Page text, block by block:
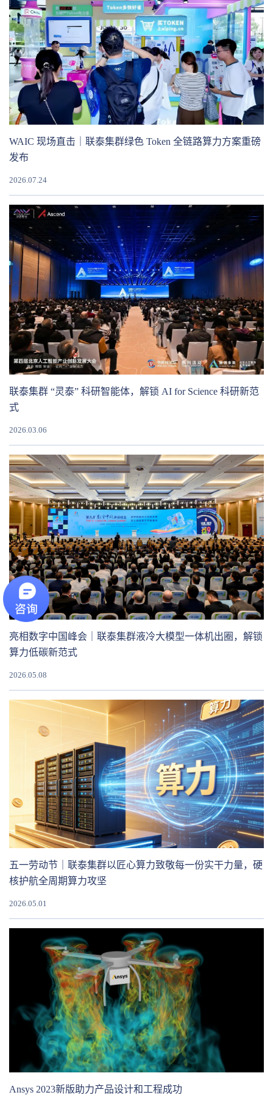
WAIC 现场直击｜联泰集群绿色 Token 全链路算力方案重磅
发布
2026.07.24
联泰集群 “灵泰” 科研智能体，解锁 AI for Science 科研新范
式
2026.03.06
亮相数字中国峰会｜联泰集群液冷大模型一体机出圈，解锁
算力低碳新范式
2026.05.08
五一劳动节｜联泰集群以匠心算力致敬每一份实干力量，硬
核护航全周期算力攻坚
2026.05.01
Ansys 2023新版助力产品设计和工程成功